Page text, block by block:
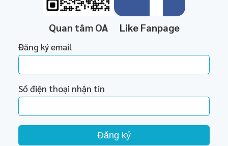
Quan tâm OA Like Fanpage
Đăng ký email
Số điện thoại nhận tin
Đăng ký